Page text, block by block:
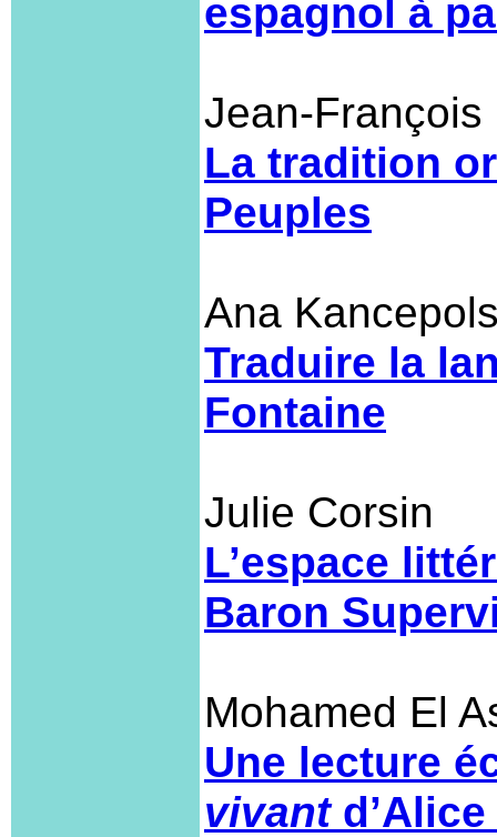
espagnol à
Jean-François
La tradition
Peuples
Ana
Traduire la
Fontaine
Julie Corsin
L’espace
Baron
Mohamed El
Une lecture
vivant